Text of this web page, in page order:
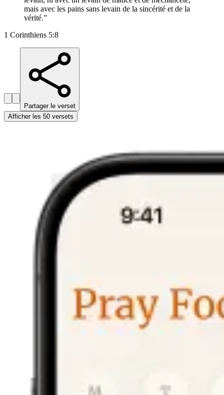
mais avec les pains sans levain de la sincérité et de la
vérité.”
1 Corinthiens 5:8
Partager le verset
Afficher les 50 versets